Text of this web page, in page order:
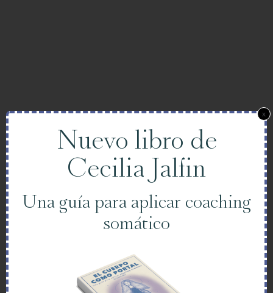
Nuevo libro de
Cecilia Jalfin
Una guía para aplicar coaching
somático
x